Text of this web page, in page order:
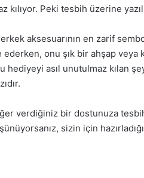
Peki tesbih üzerine
aksesuarının en zarif
onu şık bir ahşap veya
asıl unutulmaz kılan
verdiğiniz bir dostunuza
sizin için